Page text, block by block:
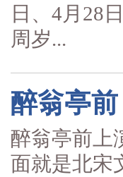
日、4月
周岁...
醉翁亭
醉翁亭前上
面就是北宋